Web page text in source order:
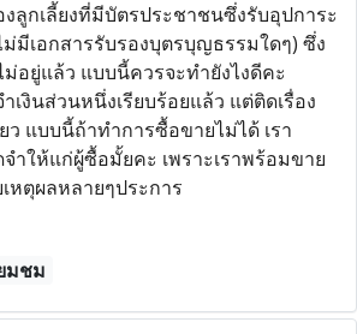
ลูกเลี้ยงที่มีบัตรประชาชนซึ่งรับอุปการะ
ม่มีเอกสารรับรองบุตรบุญธรรมใดๆ) ซึ่ง
อยู่แล้ว แบบนี้ควรจะทำยังไงดีคะ
งินส่วนหนึ่งเรียบร้อยแล้ว แต่ติดเรื่อง
ว แบบนี้ถ้าทำการซื้อขายไม่ได้ เรา
ำให้แก่ผู้ซื้อมั้ยคะ เพราะเราพร้อมขาย
หตุผลหลายๆประการ
มชม